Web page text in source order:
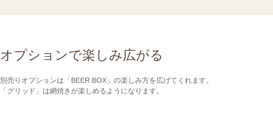
オプションで楽しみ広がる
別売りオプションは「BEER BOX」の楽しみ方を広げてくれます。
「グリッド」は網焼きが楽しめるようになります。